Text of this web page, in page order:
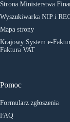
Strona Ministerstwa
Wyszukiwarka NIP i
Mapa strony
Krajowy System e-
Faktura VAT
Pomoc
Formularz zgłoszenia
FAQ